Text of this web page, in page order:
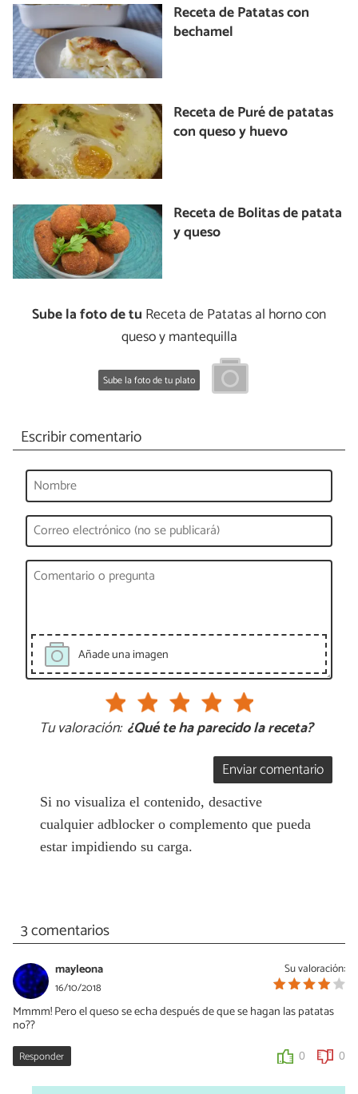
Receta de Patatas con
bechamel
Receta de Puré de patatas
con queso y huevo
Receta de Bolitas de patata
y queso
Sube la foto de tu Receta de Patatas al horno con
queso y mantequilla
Sube la foto de tu plato
Escribir comentario
Añade una imagen
Tu valoración: ¿Qué te ha parecido la receta?
Enviar comentario
Si no visualiza el contenido, desactive
cualquier adblocker o complemento que pueda
estar impidiendo su carga.
3 comentarios
Su valoración:
mayleona
16/10/2018
Mmmm! Pero el queso se echa después de que se hagan las patatas
no??
Responder 0 0